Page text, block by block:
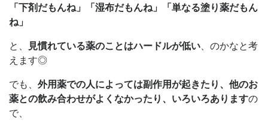
「下剤だもんね」「湿布だもんね」「単なる塗り薬だもん
ね」
と、
見慣れている薬のことはハードルが低い 、のかなと考
えます◎
でも、 外用薬での人によっては副作用が起きたり、他のお
薬との飲み合わせがよくなかったり、いろいろありますの
で、